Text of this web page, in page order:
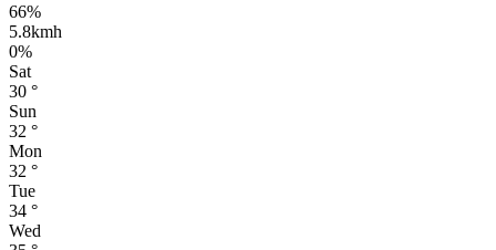
66%
5.8kmh
0%
Sat
30 °
Sun
32 °
Mon
32 °
Tue
34 °
Wed